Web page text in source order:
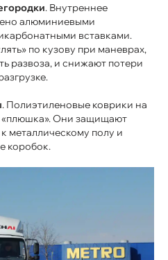
. Внутреннее
алюминиевыми
вставками.
по кузову при маневрах,
развоза, и снижают потери
. Полиэтиленовые коврики на
«плюшка». Они защищают
металлическому полу и
коробок.